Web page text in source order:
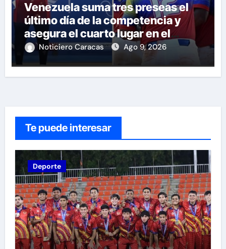
Venezuela suma tres preseas el
último día de la competencia y
asegura el cuarto lugar en el
premiación de los Juegos CAC
Noticiero Caracas Ago 9, 2026
Te puede interesar
Deporte